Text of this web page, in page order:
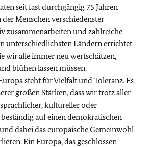
seit fast durchgängig 75 Jahren
Menschen verschiedenster
zusammenarbeiten und zahlreiche
unterschiedlichsten Ländern errichtet
wir alle immer neu wertschätzen,
blühen lassen müssen.
steht für Vielfalt und Toleranz. Es
großen Stärken, dass wir trotz aller
kultureller oder
auf einen demokratischen
dabei das europäische Gemeinwohl
Ein Europa, das geschlossen